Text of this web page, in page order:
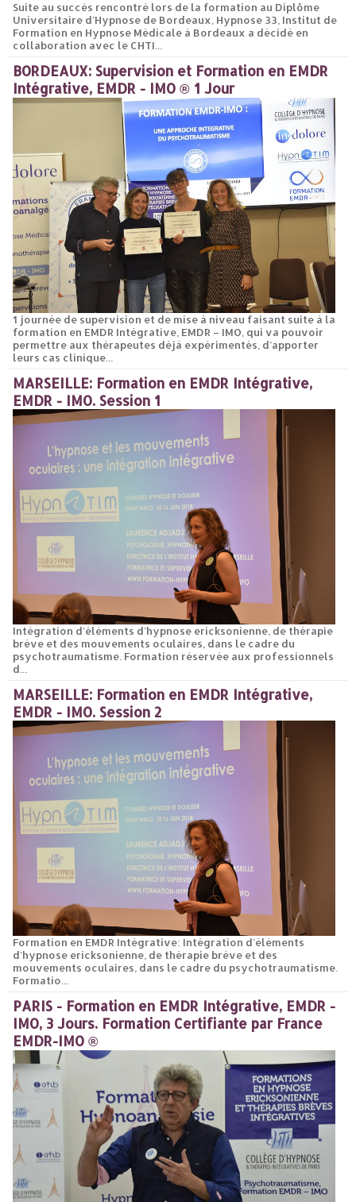
Suite au succès rencontré lors de la formation au Diplôme
Universitaire d'Hypnose de Bordeaux, Hypnose 33, Institut de
Formation en Hypnose Médicale à Bordeaux a décidé en
collaboration avec le CHTI...
BORDEAUX: Supervision et Formation en EMDR
Intégrative, EMDR - IMO ® 1 Jour
1 journée de supervision et de mise à niveau faisant suite à la
formation en EMDR Intégrative, EMDR – IMO, qui va pouvoir
permettre aux thérapeutes déjà expérimentés, d’apporter
leurs cas clinique...
MARSEILLE: Formation en EMDR Intégrative,
EMDR - IMO. Session 1
Intégration d'éléments d'hypnose ericksonienne, de thérapie
brève et des mouvements oculaires, dans le cadre du
psychotraumatisme. Formation réservée aux professionnels
d...
MARSEILLE: Formation en EMDR Intégrative,
EMDR - IMO. Session 2
Formation en EMDR Intégrative: Intégration d'éléments
d'hypnose ericksonienne, de thérapie brève et des
mouvements oculaires, dans le cadre du psychotraumatisme.
Formatio...
PARIS - Formation en EMDR Intégrative, EMDR -
IMO, 3 Jours. Formation Certifiante par France
EMDR-IMO ®